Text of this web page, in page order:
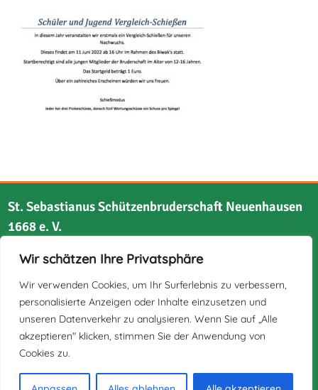
Wir schätzen Ihre Privatsphäre
Wir verwenden Cookies, um Ihr Surferlebnis zu verbessern,
personalisierte Anzeigen oder Inhalte einzusetzen und
unseren Datenverkehr zu analysieren. Wenn Sie auf „Alle
akzeptieren" klicken, stimmen Sie der Anwendung von
Cookies zu.
St. Sebastianus Schützenbruderschaft Neuenhausen
1668 e. V.
Bruchstraße 21
Datenschutz